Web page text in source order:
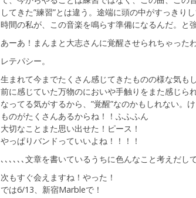
してきた”練習”とは違う。途端に頭の中がすっき
時間の私が、この音楽を鳴らす準備になるんだ。と
あーあ！まんまと大志さんに覚醒させられちゃった
レテパシー。
生まれて今までたくさん感じてきたものの様な気も
前に感じていた万物のにおいや手触りをまた感じら
なってる気がするから、”覚醒”なのかもしれない。
ものがたくさんあるからね！！ふふふん
大切なことまた思い出せた！ピース！
やっぱりバンドっていいよね！！！！
､､､､､､文章を書いているうちに色んなこと考えだし
次もすぐ会えますね！やった！
では6/13、新宿Marbleで！